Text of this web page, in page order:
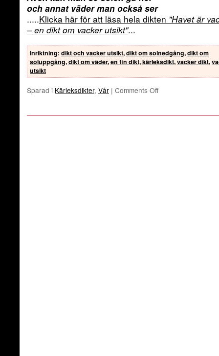
och annat väder man också ser
.....Klicka här för att läsa hela dikten "Havet är
– en dikt om vacker utsikt"...
Inriktning: dikt och vacker utsikt,dikt om solnedgång,dikt om
soluppgång,dikt om väder,en fin dikt,kärleksdikt,vacker dikt,
utsikt
Sparad i Kärleksdikter, Vår | Comments Off